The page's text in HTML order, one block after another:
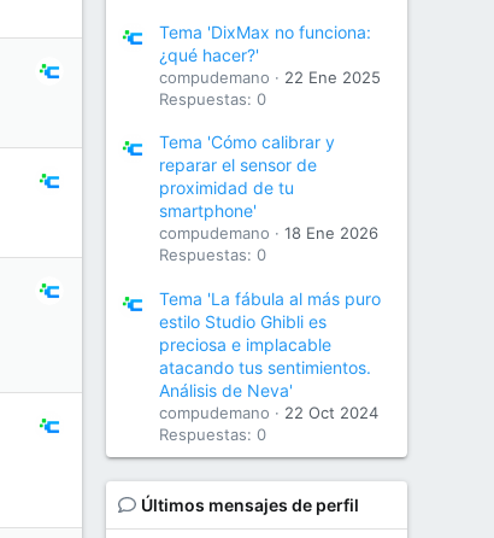
Tema 'DixMax no funciona:
¿qué hacer?'
compudemano
22 Ene 2025
Respuestas: 0
Tema 'Cómo calibrar y
reparar el sensor de
proximidad de tu
smartphone'
compudemano
18 Ene 2026
Respuestas: 0
Tema 'La fábula al más puro
estilo Studio Ghibli es
preciosa e implacable
atacando tus sentimientos.
Análisis de Neva'
compudemano
22 Oct 2024
Respuestas: 0
Últimos mensajes de perfil